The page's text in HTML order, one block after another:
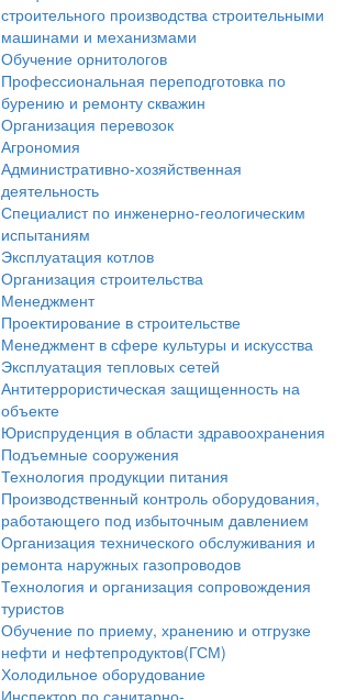
строительного производства строительными
машинами и механизмами
Обучение орнитологов
Профессиональная переподготовка по
бурению и ремонту скважин
Организация перевозок
Агрономия
Административно-хозяйственная
деятельность
Специалист по инженерно-геологическим
испытаниям
Эксплуатация котлов
Организация строительства
Менеджмент
Проектирование в строительстве
Менеджмент в сфере культуры и искусства
Эксплуатация тепловых сетей
Антитеррористическая защищенность на
объекте
Юриспруденция в области здравоохранения
Подъемные сооружения
Технология продукции питания
Производственный контроль оборудования,
работающего под избыточным давлением
Организация технического обслуживания и
ремонта наружных газопроводов
Технология и организация сопровождения
туристов
Обучение по приему, хранению и отгрузке
нефти и нефтепродуктов(ГСМ)
Холодильное оборудование
Инспектор по санитарно-